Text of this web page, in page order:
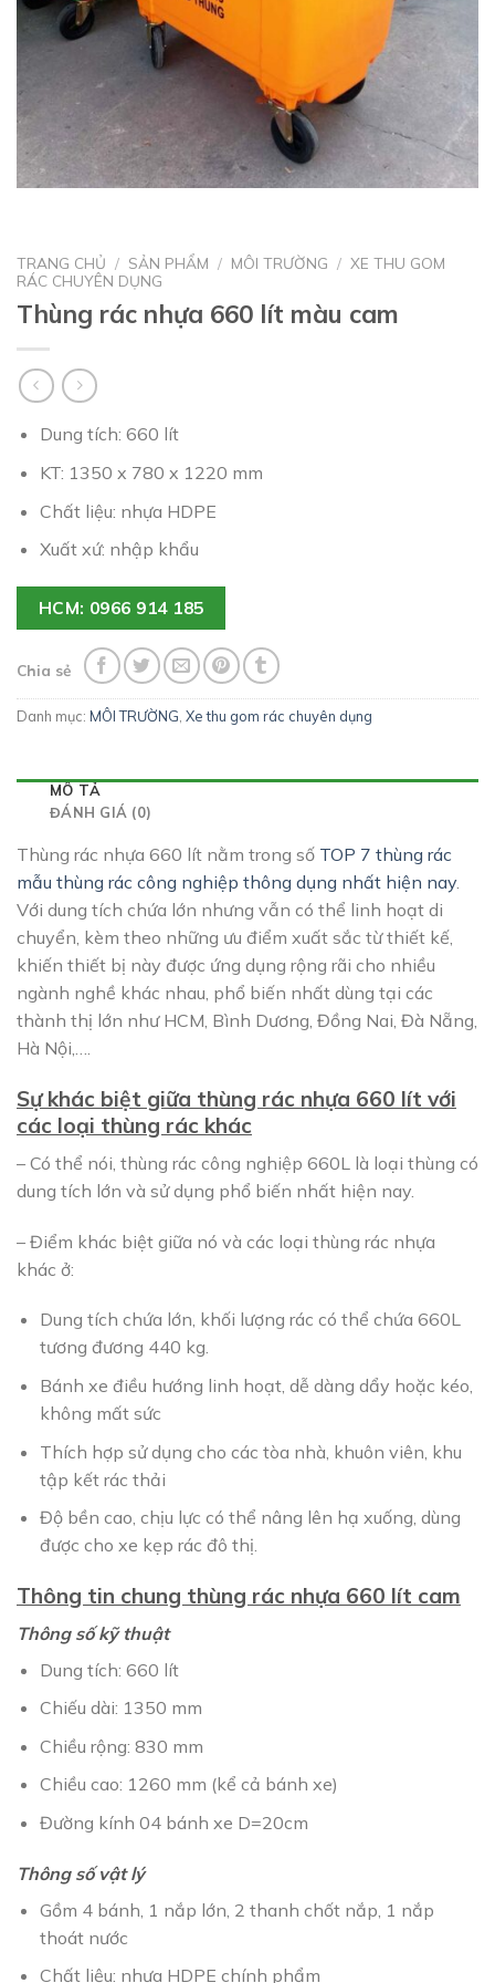
TRANG CHỦ / SẢN PHẨM / MÔI TRƯỜNG / XE THU GOM
RÁC CHUYÊN DỤNG
Thùng rác nhựa 660 lít màu cam
Dung tích: 660 lít
KT: 1350 x 780 x 1220 mm
Chất liệu: nhựa HDPE
Xuất xứ: nhập khẩu
HCM: 0966 914 185
Chia sẻ
Danh mục: MÔI TRƯỜNG Xe thu gom rác chuyên dụng
MÔ TẢ
ĐÁNH GIÁ (0)
Thùng rác nhựa 660 lít nằm trong số TOP 7 thùng rác
mẫu thùng rác công nghiệp thông dụng nhất hiện nay.
Với dung tích chứa lớn nhưng vẫn có thể linh hoạt di
chuyển, kèm theo những ưu điểm xuất sắc từ thiết kế,
khiến thiết bị này được ứng dụng rộng rãi cho nhiều
ngành nghề khác nhau, phổ biến nhất dùng tại các
thành thị lớn như HCM, Bình Dương, Đồng Nai, Đà Nẵng,
Hà Nội,….
Sự khác biệt giữa thùng rác nhựa 660 lít với
các loại thùng rác khác
– Có thể nói, thùng rác công nghiệp 660L là loại thùng có
dung tích lớn và sử dụng phổ biến nhất hiện nay.
– Điểm khác biệt giữa nó và các loại thùng rác nhựa
khác ở:
Dung tích chứa lớn, khối lượng rác có thể chứa 660L
tương đương 440 kg.
Bánh xe điều hướng linh hoạt, dễ dàng dẩy hoặc kéo,
không mất sức
Thích hợp sử dụng cho các tòa nhà, khuôn viên, khu
tập kết rác thải
Độ bền cao, chịu lực có thể nâng lên hạ xuống, dùng
được cho xe kẹp rác đô thị.
Thông tin chung thùng rác nhựa 660 lít cam
Thông số kỹ thuật
Dung tích: 660 lít
Chiếu dài: 1350 mm
Chiều rộng: 830 mm
Chiều cao: 1260 mm (kể cả bánh xe)
Đường kính 04 bánh xe D=20cm
Thông số vật lý
Gồm 4 bánh, 1 nắp lớn, 2 thanh chốt nắp, 1 nắp
thoát nước
Chất liệu: nhựa HDPE chính phẩm